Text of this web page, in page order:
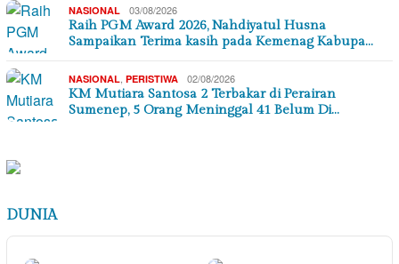
NASIONAL 03/08/2026
Raih PGM Award 2026, Nahdiyatul Husna
Sampaikan Terima kasih pada Kemenag Kabupa…
NASIONAL, PERISTIWA 02/08/2026
KM Mutiara Santosa 2 Terbakar di Perairan
Sumenep, 5 Orang Meninggal 41 Belum Di…
DUNIA